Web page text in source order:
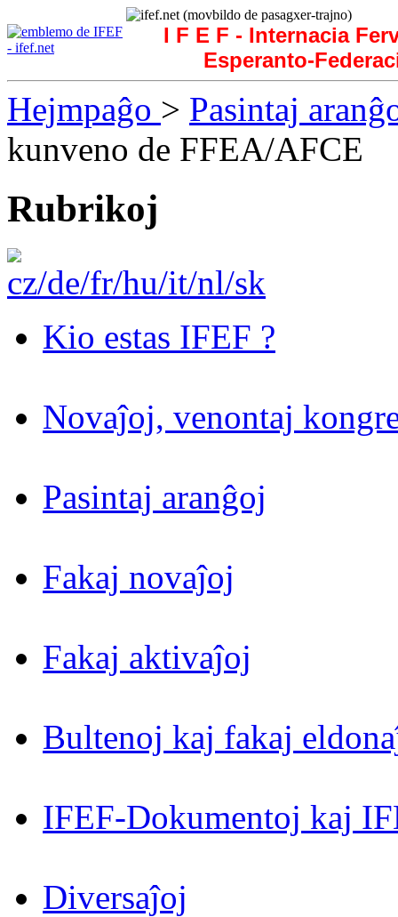
I F E F - Internacia
Esperanto-
Hejmpaĝo > Pasintaj
kunveno de FFEA/AFCE
Rubrikoj
Kio estas IFEF ?
Novaĵoj, venontaj
Pasintaj aranĝoj
Fakaj novaĵoj
Fakaj aktivaĵoj
Bultenoj kaj fakaj
IFEF-Dokumentoj kaj
Diversaĵoj